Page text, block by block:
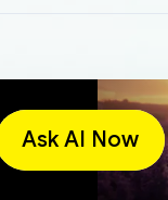
Ask AI Now